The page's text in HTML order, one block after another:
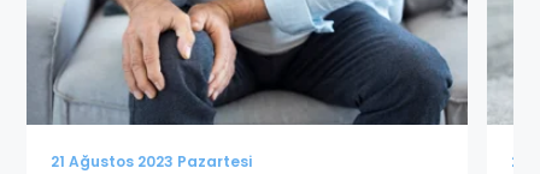
21 Ağustos 2023 Pazartesi 21